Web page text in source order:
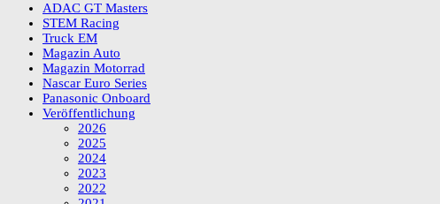
ADAC GT Masters
STEM Racing
Truck EM
Magazin Auto
Magazin Motorrad
Nascar Euro Series
Panasonic Onboard
Veröffentlichung
2026
2025
2024
2023
2022